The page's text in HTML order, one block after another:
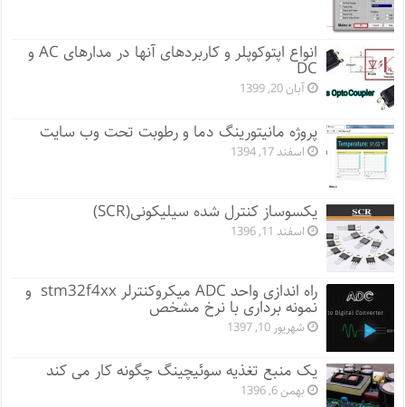
انواع اپتوکوپلر و کاربردهای آنها در مدارهای AC و
DC
آبان 20, 1399
پروژه مانيتورينگ دما و رطوبت تحت وب سایت
اسفند 17, 1394
یکسوساز کنترل شده سیلیکونی(SCR)
اسفند 11, 1396
راه اندازی واحد ADC میکروکنترلر stm32f4xx و
نمونه برداری با نرخ مشخص
شهریور 10, 1397
یک منبع تغذیه سوئیچینگ چگونه کار می کند
بهمن 6, 1396